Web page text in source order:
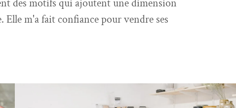
des motifs qui ajoutent une dimension
Elle m'a fait confiance pour vendre ses